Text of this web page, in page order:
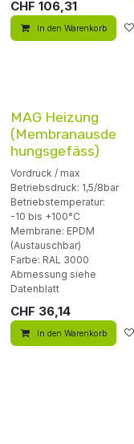
CHF 106,31
In den Warenkorb
MAG Heizung
(Membranausde
hungsgefäss)
Vordruck / max
Betriebsdruck: 1,5/8bar
Betriebstemperatur:
-10 bis +100°C
Membrane: EPDM
(Austauschbar)
Farbe: RAL 3000
Abmessung siehe
Datenblatt
CHF 36,14
In den Warenkorb